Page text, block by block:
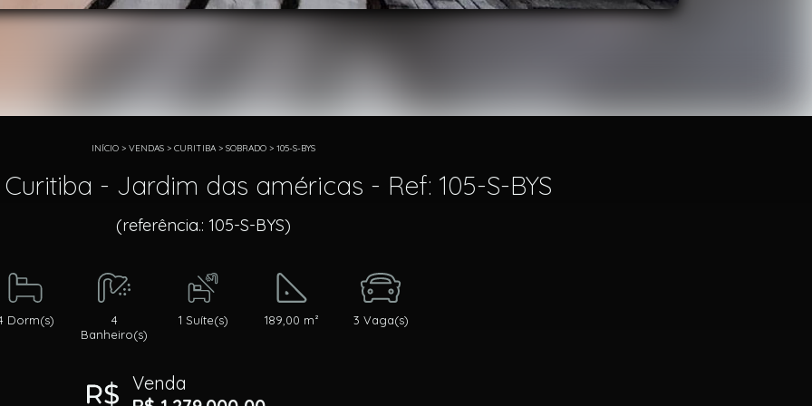
INÍCIO> VENDAS> CURITIBA> SOBRADO> 105-S-BYS
- Jardim das américas - Ref: 105-S-BYS
(referência.: 105-S-BYS)
Dorm(s)
4
Banheiro(s)
1 Suíte(s) 189,00 m² 3 Vaga(s)
Venda